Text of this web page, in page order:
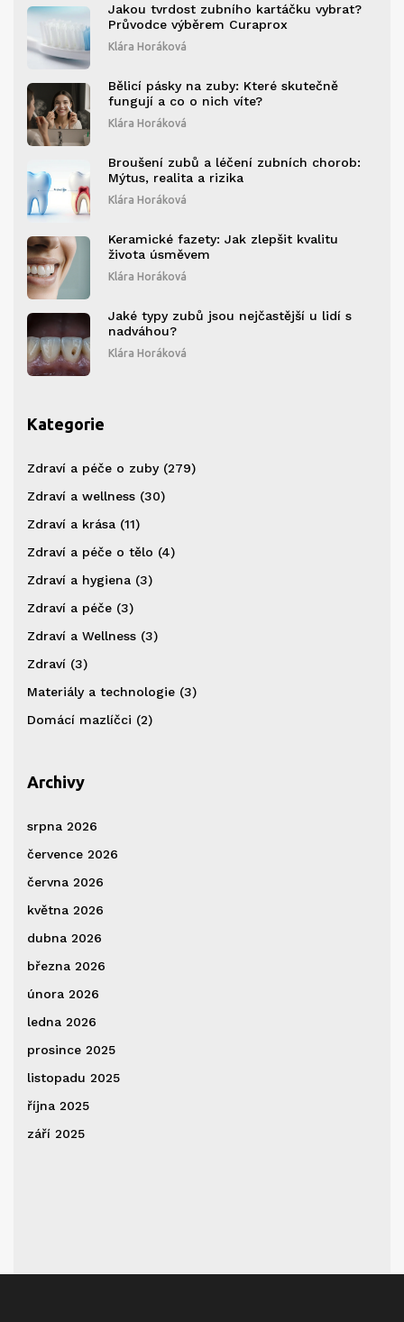
Jakou tvrdost zubního kartáčku vybrat?
Průvodce výběrem Curaprox
Klára Horáková
Bělicí pásky na zuby: Které skutečně
fungují a co o nich víte?
Klára Horáková
Broušení zubů a léčení zubních chorob:
Mýtus, realita a rizika
Klára Horáková
Keramické fazety: Jak zlepšit kvalitu
života úsměvem
Klára Horáková
Jaké typy zubů jsou nejčastější u lidí s
nadváhou?
Klára Horáková
Kategorie
Zdraví a péče o zuby (279)
Zdraví a wellness (30)
Zdraví a krása (11)
Zdraví a péče o tělo (4)
Zdraví a hygiena (3)
Zdraví a péče (3)
Zdraví a Wellness (3)
Zdraví (3)
Materiály a technologie (3)
Domácí mazlíčci (2)
Archivy
srpna 2026
července 2026
června 2026
května 2026
dubna 2026
března 2026
února 2026
ledna 2026
prosince 2025
listopadu 2025
října 2025
září 2025